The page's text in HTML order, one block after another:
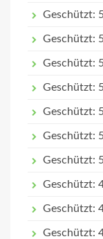
Geschützt:
Geschützt:
Geschützt:
Geschützt:
Geschützt:
Geschützt:
Geschützt:
Geschützt:
Geschützt:
Geschützt: